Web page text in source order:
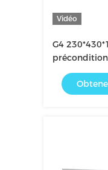
Vidéo
G4
primaire